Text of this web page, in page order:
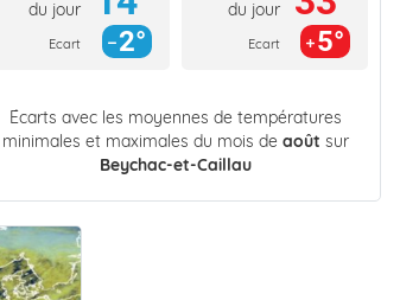
du jour
Ecart 2°
du jour
Ecart 5°
Écarts avec les moyennes de températures
minimales et maximales du mois de août sur
Beychac-et-Caillau